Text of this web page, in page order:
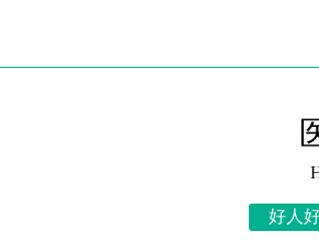
好人